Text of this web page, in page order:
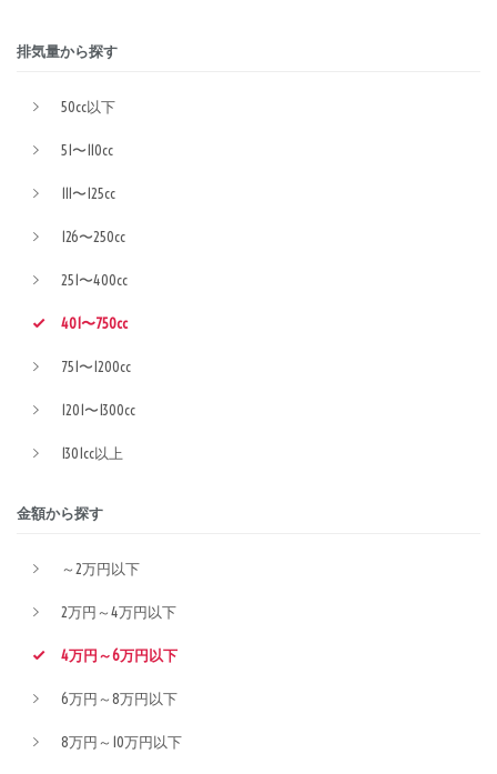
排気量から探す
50cc以下
51〜110cc
111〜125cc
126〜250cc
251〜400cc
401〜750cc
751〜1200cc
1201〜1300cc
1301cc以上
金額から探す
～2万円以下
2万円～4万円以下
4万円～6万円以下
6万円～8万円以下
8万円～10万円以下